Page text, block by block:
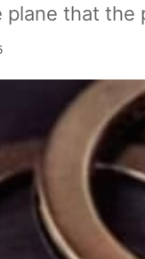
plane that